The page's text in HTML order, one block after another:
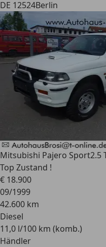
DE 12524Berlin
Mitsubishi Pajero Sport2.5
Top Zustand !
€ 18.900
09/1999
42.600 km
Diesel
11,0 l/100 km (komb.)
Händler